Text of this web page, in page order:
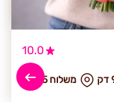
10.0
₪ משלוח 55